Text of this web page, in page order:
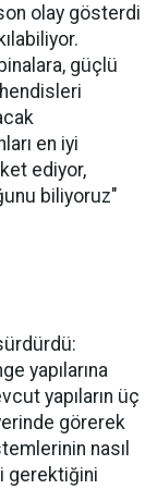
olay gösterdi
güçlü
en iyi
ediyor,
biliyoruz"
yapılarına
yapıların üç
görerek
nasıl
gerektiğini